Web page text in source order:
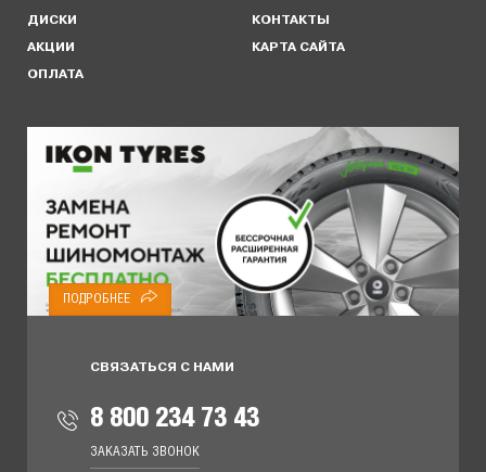
ДИСКИ
АКЦИИ
ОПЛАТА
КОНТАКТЫ
КАРТА САЙТА
ПОДРОБНЕЕ
СВЯЗАТЬСЯ С НАМИ
8 800 234 73 43
ЗАКАЗАТЬ ЗВОНОК